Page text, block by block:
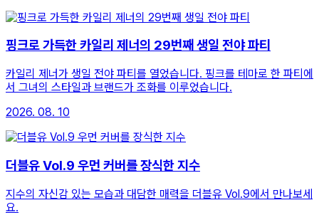
핑크로 가득한 카일리 제너의 29번째 생일 전야 파티
카일리 제너가 생일 전야 파티를 열었습니다. 핑크를 테마로 한 파티에
서 그녀의 스타일과 브랜드가 조화를 이루었습니다.
2026. 08. 10
더블유 Vol.9 우먼 커버를 장식한 지수
지수의 자신감 있는 모습과 대담한 매력을 더블유 Vol.9에서 만나보세
요.